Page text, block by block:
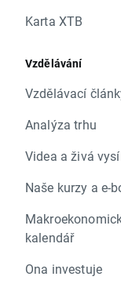
Karta XTB
Vzdělávání
Vzdělávací
Analýza trhu
Videa a živá
Naše kurzy a e-
kalendář
Ona investuje